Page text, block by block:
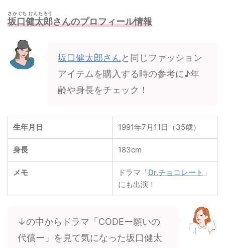
坂口健太郎
さかぐち けんたろう
さんのプロフィール情報
坂口健太郎さんと同じファッション
アイテムを購入する時の参考に♪年
齢や身長をチェック！
生年月日 1991年7月11日（35歳）
身長 183cm
メモ ドラマ「Dr.チョコレート 」
にも出演！
↓の中からドラマ「CODEー願いの
代償ー」を見て気になった坂口健太